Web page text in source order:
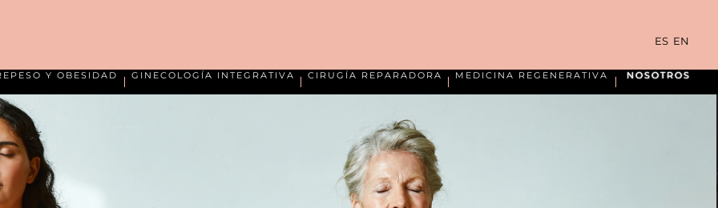
ES EN
Y OBESIDAD GINECOLOGÍA INTEGRATIVA CIRUGÍA REPARADORA MEDICINA REGENERATIVA NOSOTROS